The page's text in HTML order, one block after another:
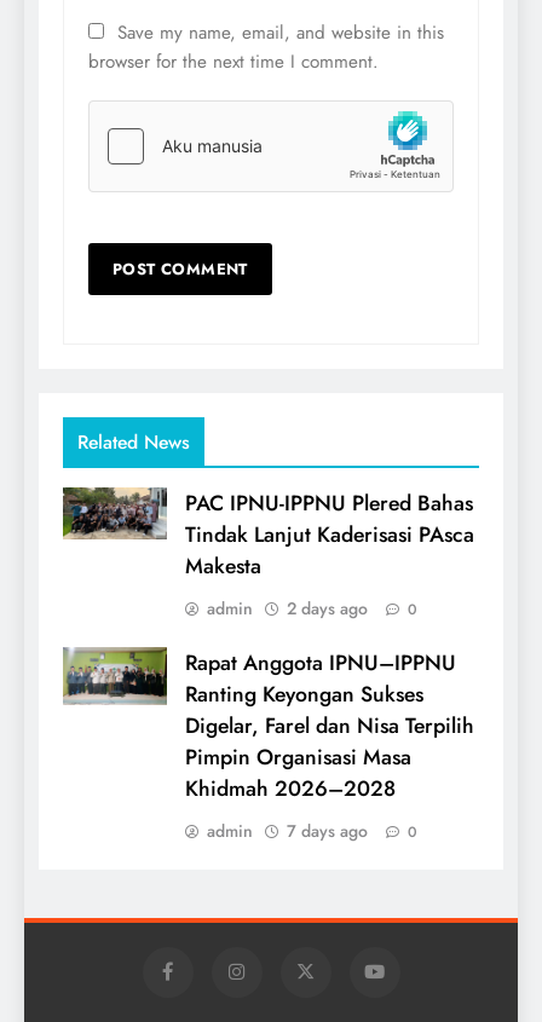
Save my name, email, and website in this
browser for the next time I comment.
Related News
PAC IPNU-IPPNU Plered Bahas
Tindak Lanjut Kaderisasi PAsca
Makesta
admin 2 days ago 0
Rapat Anggota IPNU–IPPNU
Ranting Keyongan Sukses
Digelar, Farel dan Nisa Terpilih
Pimpin Organisasi Masa
Khidmah 2026–2028
admin 7 days ago 0